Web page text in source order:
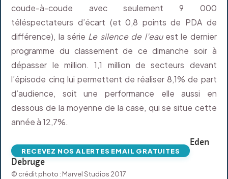
coude-à-coude avec seulement 9 000
téléspectateurs d’écart (et 0,8 points de PDA de
différence), la série Le silence de l’eauest le dernier
programme du classement de ce dimanche soir à
dépasser le million. 1,1 million de secteurs devant
l’épisode cinq lui permettent de réaliser 8,1% de part
d’audience, soit une performance elle aussi en
dessous de la moyenne de la case, qui se situe cette
année à 12,7%.
RECEVEZ NOS ALERTES EMAIL GRATUITES
Eden
Debruge
© crédit photo : Marvel Studios 2017